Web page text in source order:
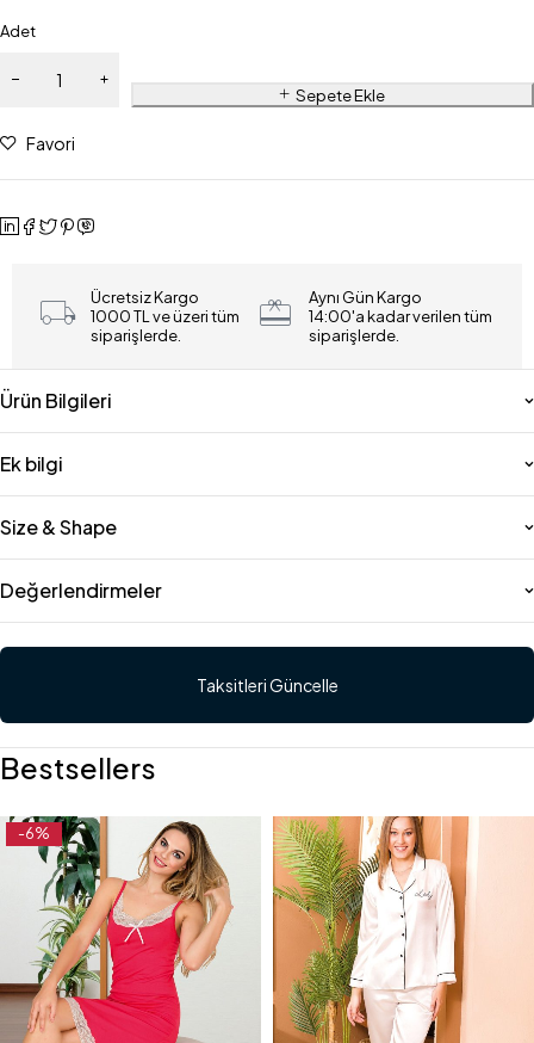
Adet
Sepete Ekle
Favori
Ücretsiz Kargo
1000 TL ve üzeri tüm
siparişlerde.
Aynı Gün Kargo
14:00'a kadar verilen tüm
siparişlerde.
Ürün Bilgileri
Ek bilgi
Size & Shape
Değerlendirmeler
Taksitleri Güncelle
Bestsellers
-6%